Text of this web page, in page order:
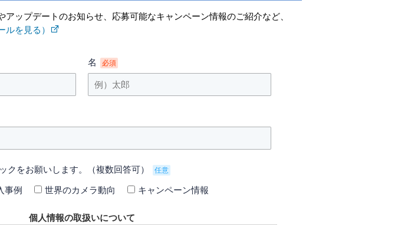
ップデートのお知らせ、応募可能なキャンペーン情報のご紹介など、
ルを見る）
名 必須
クをお願いします。（複数回答可） 任意
事例 世界のカメラ動向 キャンペーン情報
個人情報の取扱いについて